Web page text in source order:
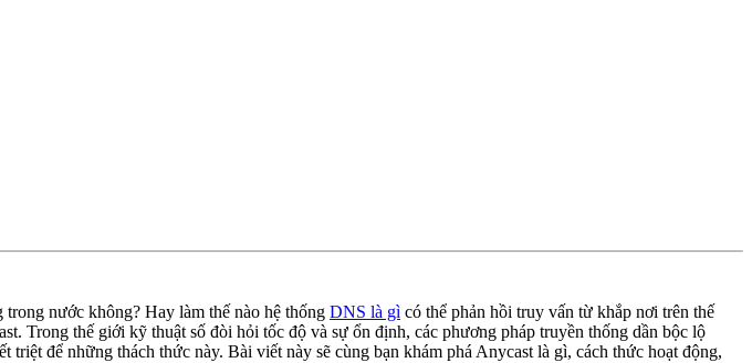
nước không? Hay làm thế nào hệ thống DNS là gì có thể phản hồi truy vấn từ khắp nơi trên thế
Trong thế giới kỹ thuật số đòi hỏi tốc độ và sự ổn định, các phương pháp truyền thống dần bộc lộ
để những thách thức này. Bài viết này sẽ cùng bạn khám phá Anycast là gì, cách thức hoạt động,